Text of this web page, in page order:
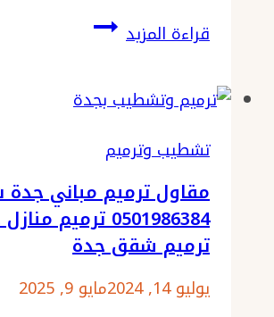
قراءة المزيد مقاول
ت:
0501986384
ترميم
حائط
جدة
–
اعمال
تشطيب وترميم
مقاول ترميم مباني جدة
0501986384 ترميم
ترميم شقق جدة
يوليو 14, 2024
مايو 9, 2025